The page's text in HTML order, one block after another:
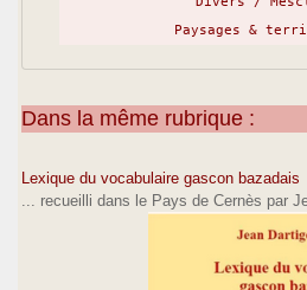
Paysages &
Dans la même rubrique :
Lexique du vocabulaire gascon bazadais
... recueilli dans le Pays de Cernès par